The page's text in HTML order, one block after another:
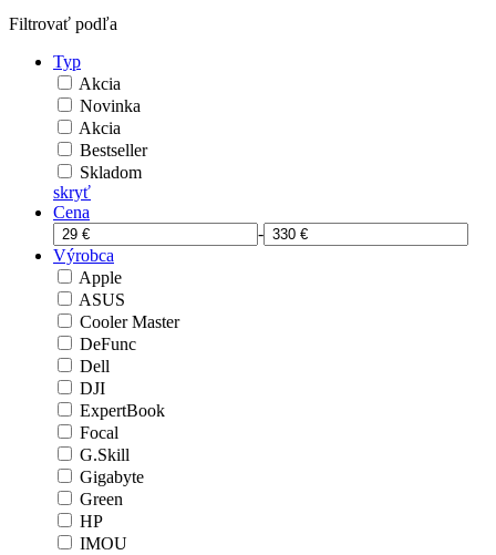
Filtrovať podľa
Typ
Akcia
Novinka
Akcia
Bestseller
Skladom
skryť
Cena
-
Výrobca
Apple
ASUS
Cooler Master
DeFunc
Dell
DJI
ExpertBook
Focal
G.Skill
Gigabyte
Green
HP
IMOU